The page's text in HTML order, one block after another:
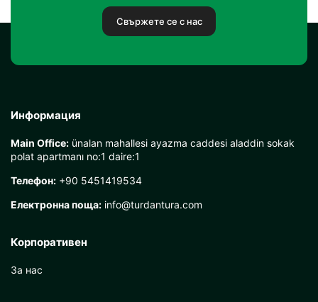
Свържете се с нас
Информация
Main Office: ünalan mahallesi ayazma caddesi aladdin sokak
polat apartmanı no:1 daire:1
Телефон: +90 5451419534
Електронна поща: info@turdantura.com
Корпоративен
За нас